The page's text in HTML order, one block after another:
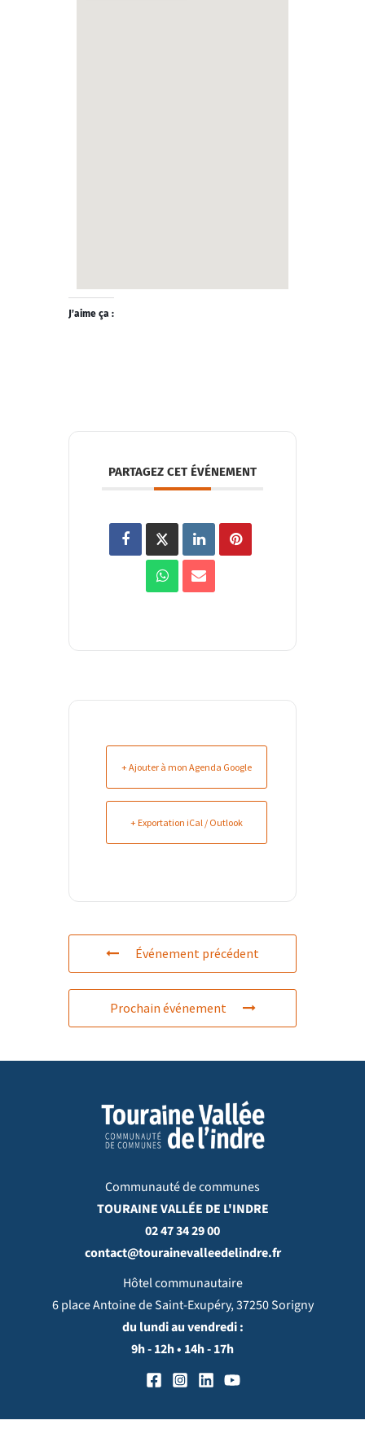
J’aime ça :
PARTAGEZ CET ÉVÉNEMENT
+ Ajouter à mon Agenda Google
+ Exportation iCal / Outlook
Événement précédent
Prochain événement
Communauté de communes
TOURAINE VALLÉE DE L'INDRE
02 47 34 29 00
contact@tourainevalleedelindre.fr
Hôtel communautaire
6 place Antoine de Saint-Exupéry, 37250 Sorigny
du lundi au vendredi :
9h - 12h • 14h - 17h